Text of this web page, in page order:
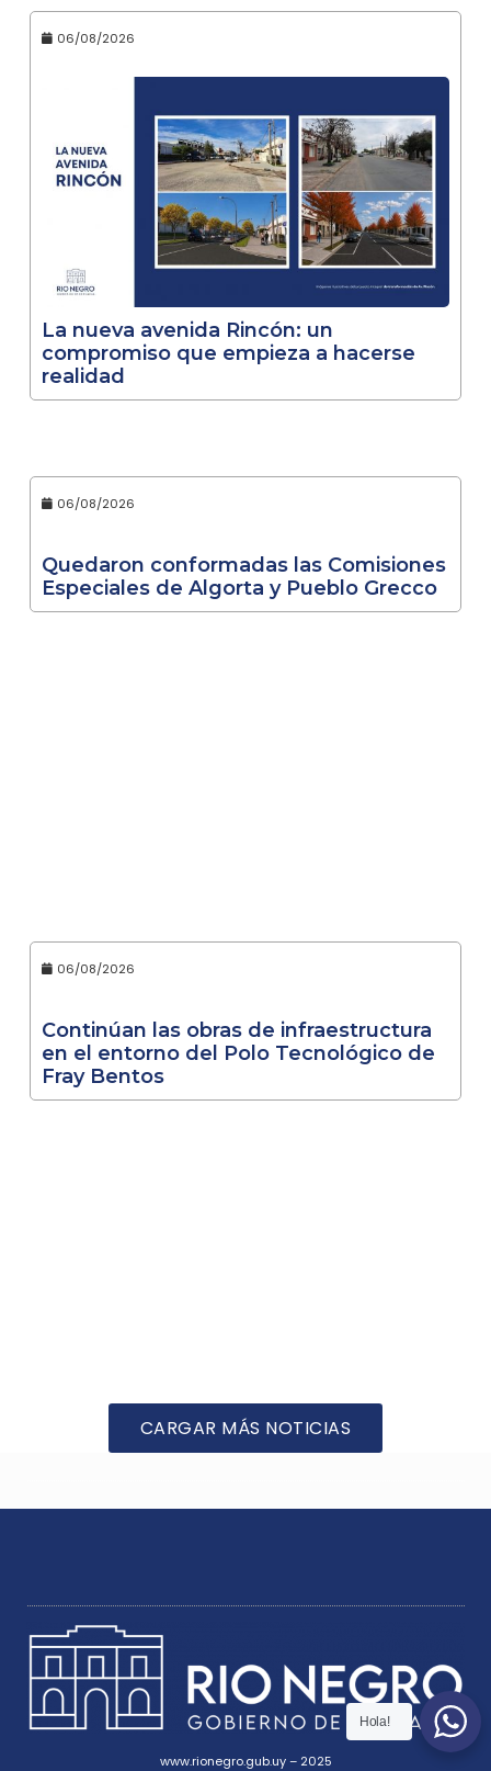
06/08/2026
La nueva avenida Rincón: un
compromiso que empieza a hacerse
realidad
06/08/2026
Quedaron conformadas las Comisiones
Especiales de Algorta y Pueblo Grecco
06/08/2026
Continúan las obras de infraestructura
en el entorno del Polo Tecnológico de
Fray Bentos
CARGAR MÁS NOTICIAS
www.rionegro.gub.uy – 2025
Hola!